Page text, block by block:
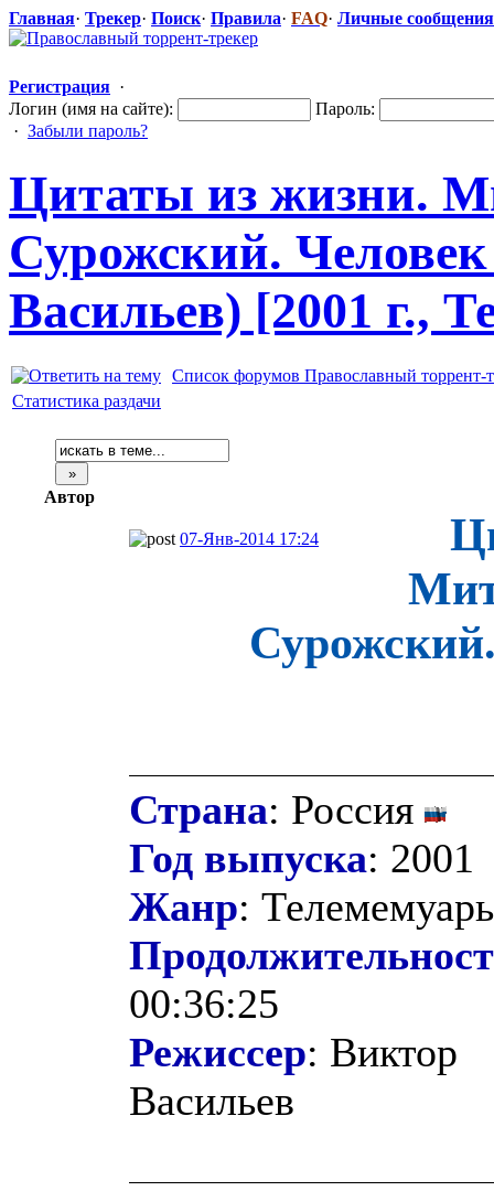
Главная· Трекер· Поиск· Правила· FAQ· Личные сообщения
Регистрация ·
Логин (имя на сайте):
Пароль:
· Забыли пароль?
Цитаты из жизни.
Сурожский.
Васильев) [2001 г.,
Список форумов Православный торрент-
Статистика раздачи
Автор
07-Янв-2014 17:24
Страна: Россия
Год выпуска: 2001
Жанр:
00:36:25
Режиссер: Виктор
Васильев